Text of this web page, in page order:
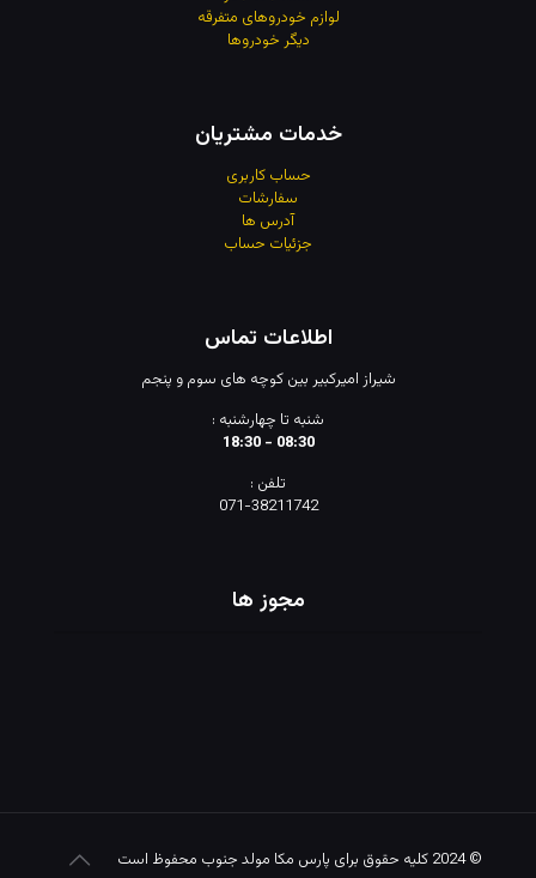
لوازم خودروهای متفرقه
دیگر خودروها
خدمات مشتریان
حساب کاربری
سفارشات
آدرس ها
جزئیات حساب
اطلاعات تماس
شیراز امیرکبیر بین کوچه های سوم و پنجم
شنبه تا چهارشنبه :
08:30 - 18:30
تلفن :
071-38211742
مجوز ها
© 2024 کلیه حقوق برای پارس مکا مولد جنوب محفوظ است